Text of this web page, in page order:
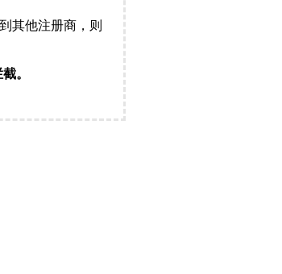
其他注册商，则
。